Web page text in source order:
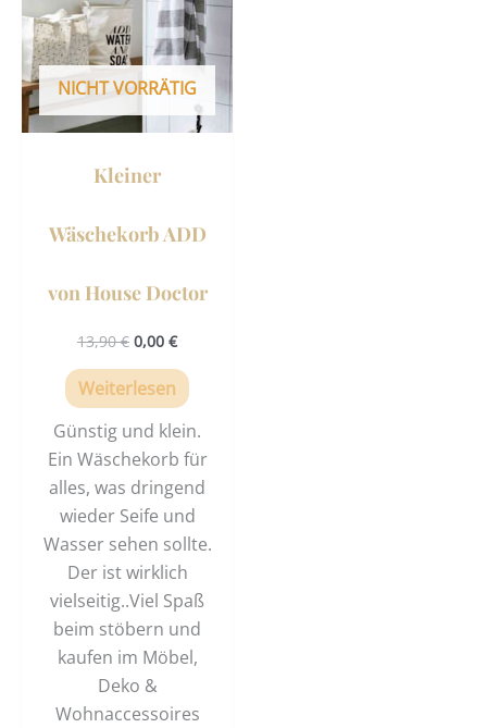
NICHT VORRÄTIG
Kleiner
Wäschekorb ADD
von House Doctor
13,90€ 0,00 €
Weiterlesen
Günstig und klein.
Ein Wäschekorb für
alles, was dringend
wieder Seife und
Wasser sehen sollte.
Der ist wirklich
vielseitig..Viel Spaß
beim stöbern und
kaufen im Möbel,
Deko &
Wohnaccessoires